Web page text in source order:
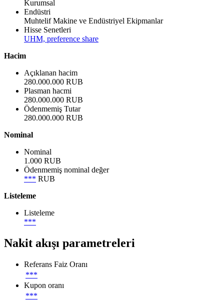
Kurumsal
Endüstri
Muhtelif Makine ve Endüstriyel Ekipmanlar
Hisse Senetleri
UHM, preference share
Hacim
Açıklanan hacim
280.000.000 RUB
Plasman hacmi
280.000.000 RUB
Ödenmemiş Tutar
280.000.000 RUB
Nominal
Nominal
1.000 RUB
Ödenmemiş nominal değer
*** RUB
Listeleme
Listeleme
***
Nakit akışı parametreleri
Referans Faiz Oranı
***
Kupon oranı
***